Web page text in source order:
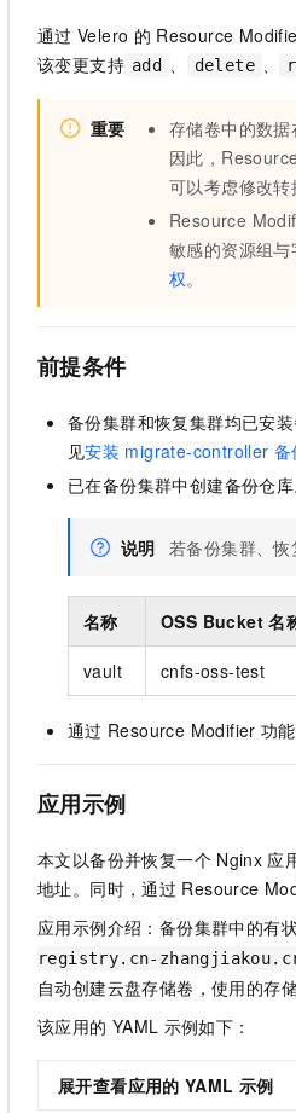
通过 Velero 的 Resource
该变更支持 add 、 delete 、
重要 存储卷中的数
因此，
可以考虑修改转
Resource
敏感的资源组
权。
前提条件
备份集群和恢复集群均已安
见安装 migrate-controller 备
已在备份集群中创建备份仓
说明 若备份集群、恢
名称 OSS Bucket 名
vault cnfs-oss-test
通过 Resource Modifier 功
应用示例
本文以备份并恢复一个 Nginx 应
地址。同时，通过 Resource
应用示例介绍：备份集群中的有
registry.cn-
自动创建云盘存储卷，使用的存
该应用的 YAML 示例如下：
展开查看应用的 YAML 示例
10 分钟在聊天系统中增加一个 AI 助手
在企业官网、通讯软件中为客户提供 AI 客服